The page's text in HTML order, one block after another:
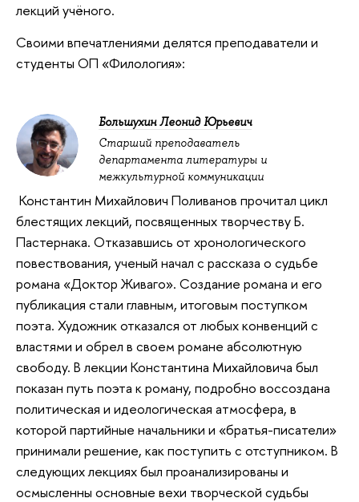
лекций учёного.
Своими впечатлениями делятся преподаватели и
студенты ОП «Филология»:
Большухин Леонид Юрьевич
Старший преподаватель
департамента литературы и
межкультурной коммуникации
Константин Михайлович Поливанов прочитал цикл
блестящих лекций, посвященных творчеству Б.
Пастернака. Отказавшись от хронологического
повествования, ученый начал с рассказа о судьбе
романа «Доктор Живаго». Создание романа и его
публикация стали главным, итоговым поступком
поэта. Художник отказался от любых конвенций с
властями и обрел в своем романе абсолютную
свободу. В лекции Константина Михайловича был
показан путь поэта к роману, подробно воссоздана
политическая и идеологическая атмосфера, в
которой партийные начальники и «братья-писатели»
принимали решение, как поступить с отступником. В
следующих лекциях был проанализированы и
осмысленны основные вехи творческой судьбы